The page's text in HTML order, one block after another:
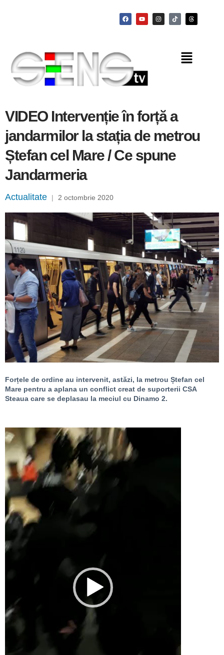
VIDEO Intervenție în forță a
jandarmilor la stația de metrou
Ștefan cel Mare / Ce spune
Jandarmeria
Actualitate | 2 octombrie 2020
Forțele de ordine au intervenit, astăzi, la metrou Ștefan cel
Mare pentru a aplana un conflict creat de suporterii CSA
Steaua care se deplasau la meciul cu Dinamo 2.
Player
video